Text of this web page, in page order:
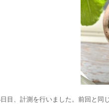
目、計測を行いました。前回と同